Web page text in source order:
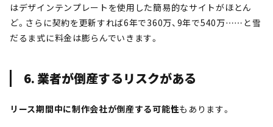
はデザインテンプレートを使用した簡易的なサイトがほとん
ど。さらに契約を更新すれば6年で360万、9年で540万……と雪
だるま式に料金は膨らんでいきます。
6. 業者が倒産するリスクがある
リース期間中に制作会社が倒産する可能性もあります。